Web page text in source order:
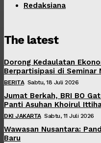
Redaksiana
The latest
Dorong Kedaulatan
Berpartisipasi di Seminar
BERITA Sabtu, 18 Juli 2026
Jumat Berkah, BRI BO
Panti Asuhan Khoirul
DKI JAKARTA Sabtu, 11 Juli 2026
Wawasan Nusantara:
Baru